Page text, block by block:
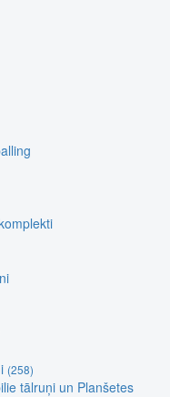
(258)
tālruņi un Planšetes